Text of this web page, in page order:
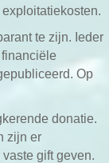
te zijn. Ieder
Op
donatie.
zijn er
gift geven.